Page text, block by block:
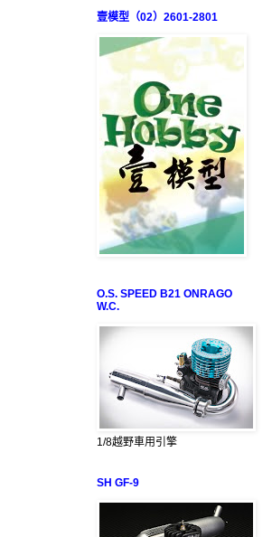
壹模型（02）2601-2801
O.S. SPEED B21 ONRAGO
W.C.
1/8越野車用引擎
SH GF-9